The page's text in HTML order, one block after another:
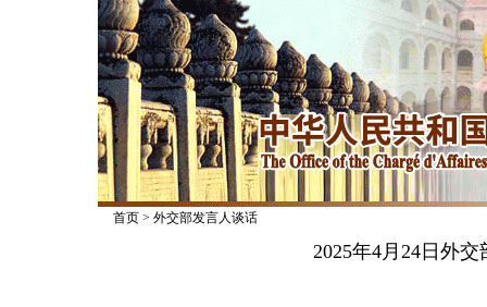
首页> 外交部发言人谈话
2025年4月24日外